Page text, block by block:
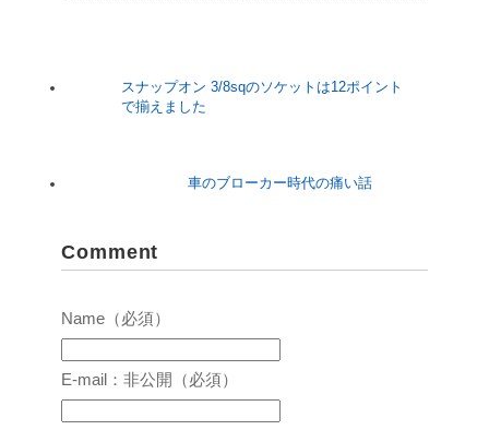
スナップオン 3/8sqのソケットは12ポイント
で揃えました
車のブローカー時代の痛い話
Comment
Name（必須）
E-mail：非公開（必須）